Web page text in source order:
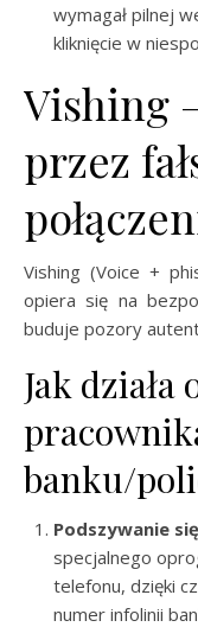
wymagał pilnej
kliknięcie w
Vishing
przez
Vishing (Voice +
opiera się na
buduje pozory
Jak działa
banku/
Podszywanie
specjalnego
telefonu, dzięki
numer infolinii